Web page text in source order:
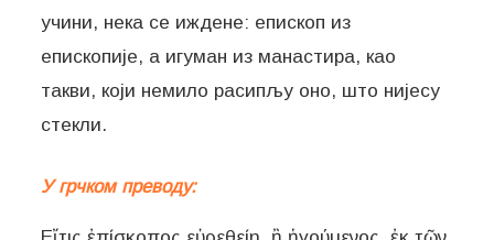
учини, нека се иждене: епископ из
епископије, а игуман из манастира, као
такви, који немило расипљу оно, што нијесу
стекли.
У грчком преводу: